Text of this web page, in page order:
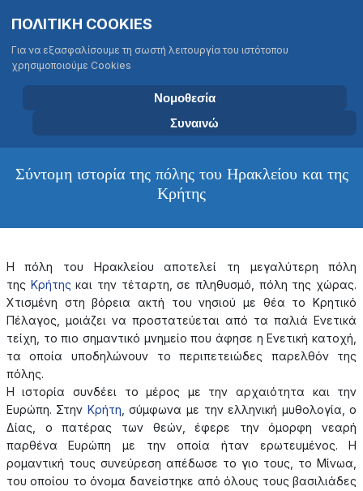
Αυτός
ιστότοπος
σύστημα
προσβασιμότητας.
ΤΜΗΜΑ ΒΙΟΛΟΓΙΑΣ
ΠΑΝΕΠΙΣΤΗΜΙΟ ΚΡΗΤΗΣ
Σύντομη ιστορία της πόλης του Ηρακλείου και της
Κρήτης
Η πόλη του Ηρακλείου αποτελεί τη μεγαλύτερη πόλη
της Κρήτης και την τέταρτη, σε πληθυσμό, πόλη της χώρας.
Χτισμένη στη βόρεια ακτή του νησιού με θέα το Κρητικό
Πέλαγος, μοιάζει να προστατεύεται από τα παλιά Ενετικά
τείχη, το πιο σημαντικό μνημείο που άφησε η Ενετική κατοχή,
τα οποία υποδηλώνουν το περιπετειώδες παρελθόν της
πόλης.
Η ιστορία συνδέει το μέρος με την αρχαιότητα και την
Ευρώπη. Στην Κρήτη , σύμφωνα με την ελληνική μυθολογία, ο
Δίας, ο πατέρας των θεών, έφερε την όμορφη νεαρή
παρθένα Ευρώπη με την οποία ήταν ερωτευμένος. Η
ρομαντική τους συνεύρεση απέδωσε το γιο τους, το Μίνωα,
του οποίου το όνομα δανείστηκε από όλους τους βασιλιάδες
ΠΟΛΙΤΙΚΗ COOKIES
Για να εξασφαλίσουμε τη σωστή λειτουργία του ιστότοπου
χρησιμοποιούμε Cookies
Νομοθεσία
Συναινώ